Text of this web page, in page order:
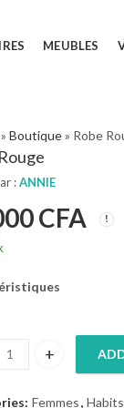
MEUBLES
» Boutique» Robe
:ANNIE
CFA
quantity
Femmes,